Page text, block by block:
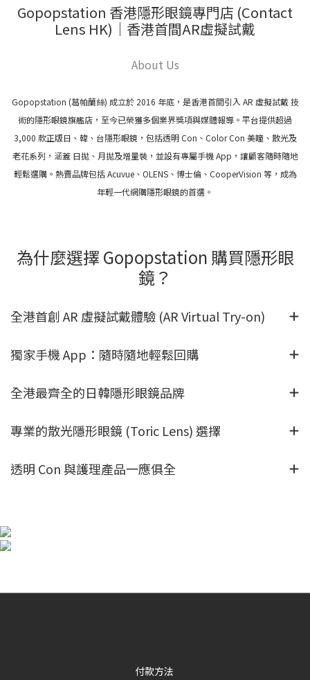
Gopopstation 香港隱形眼鏡專門店 (Contact
Lens HK)｜香港首間AR虛擬試戴
About Us
Gopopstation (葛帕蘭絲) 成立於 2016 年底，是香港首間引入 AR 虛擬試戴 技
術的隱形眼鏡旗艦店，至今已榮獲多個業界獎項與媒體報導。平台提供超過
3,000 款正版日、韓、台隱形眼鏡，包括透明 Con、Color Con 美瞳、散光及
老花系列，涵蓋 日拋、月拋及增量裝，並設有專屬手機 App，讓顧客隨時隨地
輕鬆選購。熱賣品牌包括 Acuvue、OLENS、博士倫、CooperVision 等，成為
年輕一代網購隱形眼鏡的首選。
為什麼選擇 Gopopstation 購買隱形眼
鏡？
全港首創 AR 虛擬試戴體驗 (AR Virtual Try-on)
獨家手機 App：隨時隨地輕鬆回購
全港最齊全的日韓隱形眼鏡品牌
專業的散光隱形眼鏡 (Toric Lens) 選擇
透明 Con 與護理產品一應俱全
付款方法